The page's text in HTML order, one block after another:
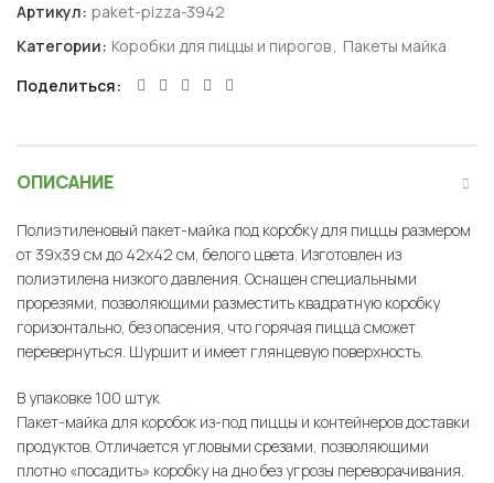
Артикул: paket-pizza-3942
Категории: Коробки для пиццы и пирогов, Пакеты майка
Поделиться
ОПИСАНИЕ
Полиэтиленовый пакет-майка под коробку для пиццы размером
от 39х39 см до 42х42 см, белого цвета. Изготовлен из
полиэтилена низкого давления. Оснащен специальными
прорезями, позволяющими разместить квадратную коробку
горизонтально, без опасения, что горячая пицца сможет
перевернуться. Шуршит и имеет глянцевую поверхность.
В упаковке 100 штук
Пакет-майка для коробок из-под пиццы и контейнеров доставки
продуктов. Отличается угловыми срезами, позволяющими
плотно «посадить» коробку на дно без угрозы переворачивания.